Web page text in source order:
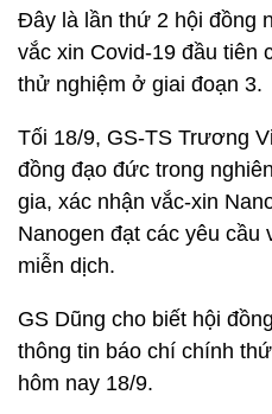
Đây là lần thứ 2 hội đồng
vắc xin Covid-19 đầu tiên
thử nghiệm ở giai đoạn 3.
Tối 18/9, GS-TS Trương
đồng đạo đức trong
gia, xác nhận vắc-xin
Nanogen đạt các yêu cầu
miễn dịch.
GS Dũng cho biết hội
thông tin báo chí chính
hôm nay 18/9.